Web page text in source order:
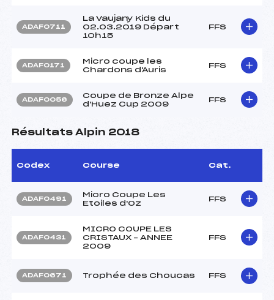
ADAF0711
La Vaujany Kids du
02.03.2019 Départ
10h15
FFS
ADAF0171
Micro coupe les
Chardons d'Auris
FFS
ADAF0056
Coupe de Bronze Alpe
d'Huez Cup 2009
FFS
Résultats Alpin 2018
Codex Course Cat.
ADAF0491
Micro Coupe Les
Etoiles d'Oz
FFS
ADAF0431
MICRO COUPE LES
CRISTAUX – ANNEE
2009
FFS
ADAF0671 Trophée des Choucas FFS